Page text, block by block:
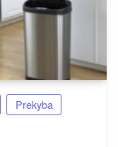
Prekyba